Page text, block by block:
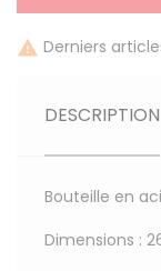
 Derniers
DESCRIPTION
Bouteille en
Dimensions :